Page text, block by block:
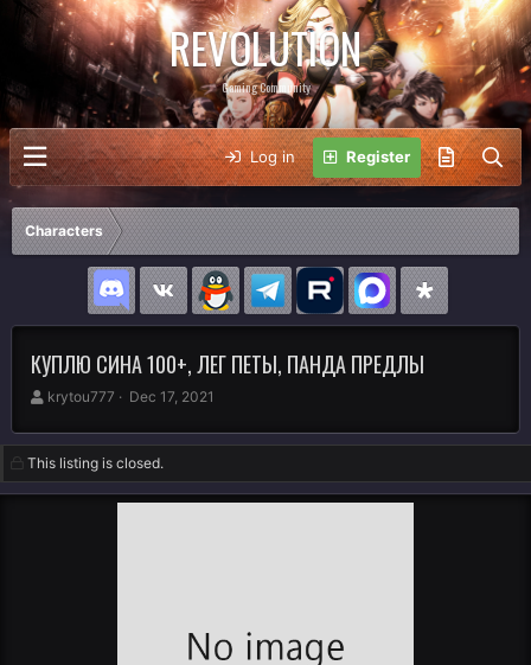
REVOLUTION
Gaming Community
Log in Register
Characters
КУПЛЮ СИНА 100+, ЛЕГ ПЕТЫ, ПАНДА ПРЕДЛЫ
A
t
h
o
krytou777
C
e
a
t
i
Dec 17, 2021
This listing is closed.